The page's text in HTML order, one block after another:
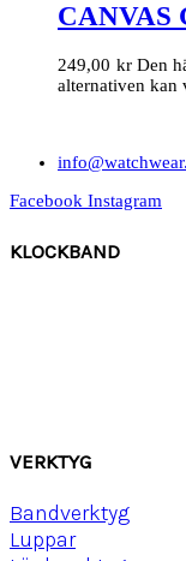
CANVAS
249,00 kr Den
alternativen kan
Facebook Instagram
KLOCKBAND
VERKTYG
Bandverktyg
Luppar